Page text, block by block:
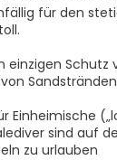
für den
einzigen
Einheimische
sind auf
zu urlauben